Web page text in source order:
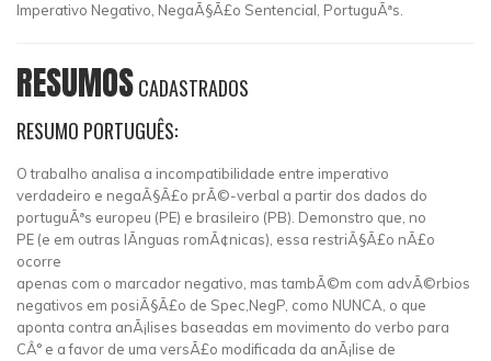
Imperativo Negativo, NegaÃ§Ã£o Sentencial, PortuguÃªs.
RESUMOSCADASTRADOS
RESUMO PORTUGUÊS:
O trabalho analisa a incompatibilidade entre imperativo
verdadeiro e negaÃ§Ã£o prÃ©-verbal a partir dos dados do
portuguÃªs europeu (PE) e brasileiro (PB). Demonstro que, no
PE (e em outras lÃ­nguas romÃ¢nicas), essa restriÃ§Ã£o nÃ£o
ocorre
apenas com o marcador negativo, mas tambÃ©m com advÃ©rbios
negativos em posiÃ§Ã£o de Spec,NegP, como NUNCA, o que
aponta contra anÃ¡lises baseadas em movimento do verbo para
CÂ° e a favor de uma versÃ£o modificada da anÃ¡lise de